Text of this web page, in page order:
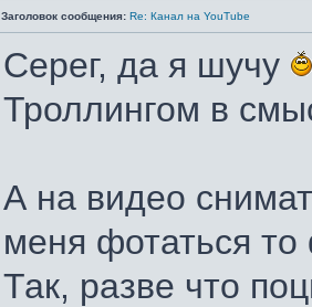
Заголовок сообщения: Re: Канал на YouTube
Серег, да я шучу
Троллингом в
А на видео
меня фотаться
Так, разве что